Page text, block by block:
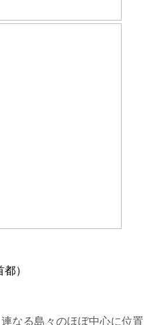
）
なる島々のほぼ中心に位置